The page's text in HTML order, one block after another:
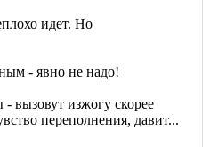
идет. Но
- явно не надо!
вызовут изжогу скорее
переполнения, давит...